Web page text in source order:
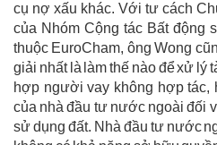
cụ nợ xấu khác. Với tư cách
của Nhóm Cộng tác Bất động
thuộc EuroCham, ông Wong
giải nhất là làm thế nào để xử lý
hợp người vay không hợp tác,
của nhà đầu tư nước ngoài đối
sử dụng đất. Nhà đầu tư nước